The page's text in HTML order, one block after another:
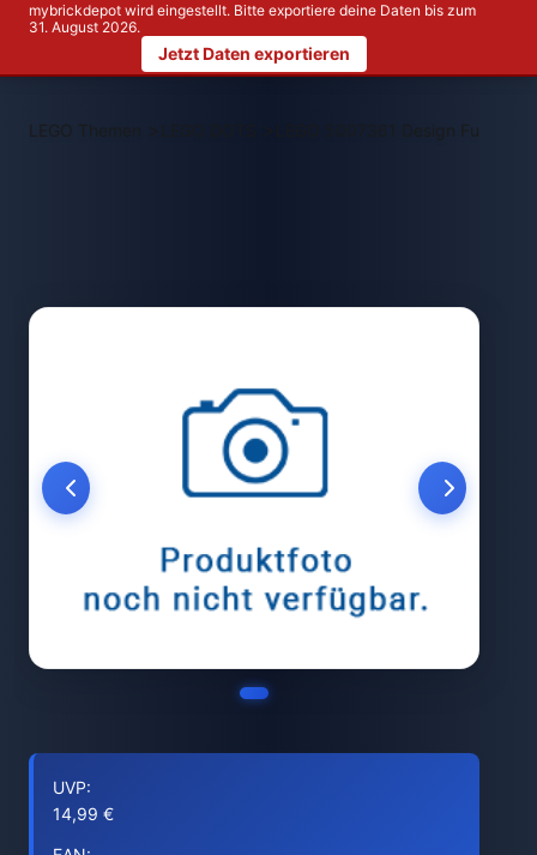
mybrickdepot wird eingestellt. Bitte exportiere deine Daten bis zum
31. August 2026.
Jetzt Daten exportieren
LEGO Themen > LEGO 5007361 Design Fun
UVP:
14,99 €